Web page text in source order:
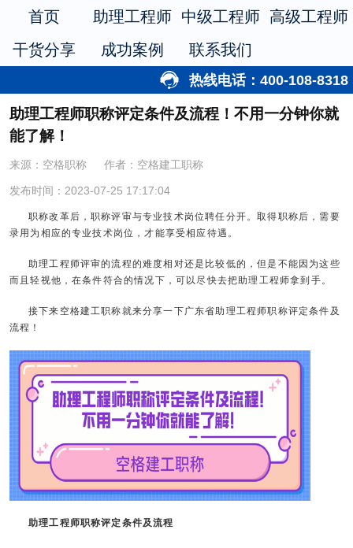
首页 助理工程师 中级工程师 高级工程师
干货分享
成功案例 联系我们
热线电话：400-108-8318
助理工程师职称评定条件及流程！不用一分钟你就
能了解！
来源：空格职称 作者：空格建工职称
发布时间：2023-07-25 17:17:04
职称改革后，职称评审与专业技术岗位聘任分开。取得职称后，需要
录用为相应的专业技术岗位，才能享受相应待遇。
助理工程师评审的流程的难度相对还是比较低的，但是不能因为这些
而且轻视他，在条件符合的情况下，可以尽快去把助理工程师拿到手。
接下来空格建工职称就来分享一下广东省助理工程师职称评定条件及
流程！
助理工程师职称评定条件及流程